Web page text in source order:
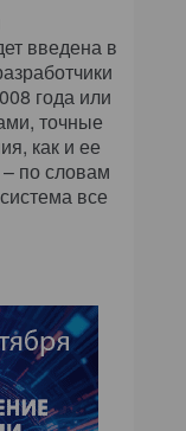
введена в
года или
точные
как и ее
по словам
все